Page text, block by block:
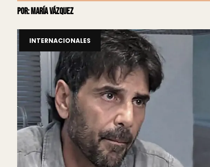
Por: María Vázquez
INTERNACIONALES